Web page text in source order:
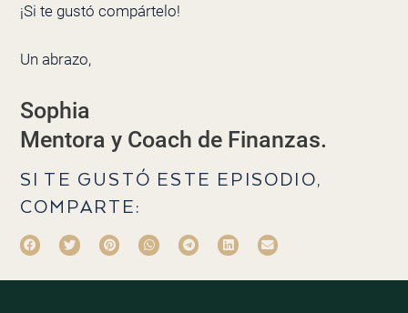
¡Si te gustó compártelo!
Un abrazo,
Sophia
Mentora y Coach de Finanzas.
SI TE GUSTÓ ESTE EPISODIO,
COMPARTE: